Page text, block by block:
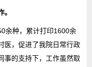
余种，累计打印1600余
医，促进了我院日常行政
事的支持下，工作虽然取